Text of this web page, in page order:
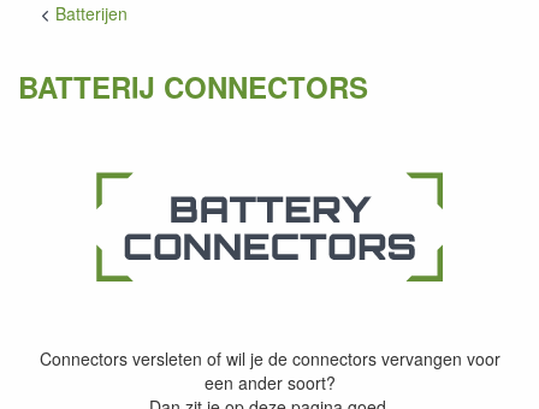
Batterijen
BATTERIJ CONNECTORS
Connectors versleten of wil je de connectors vervangen voor
een ander soort?